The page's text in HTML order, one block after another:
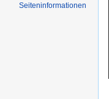
Seiteninformationen